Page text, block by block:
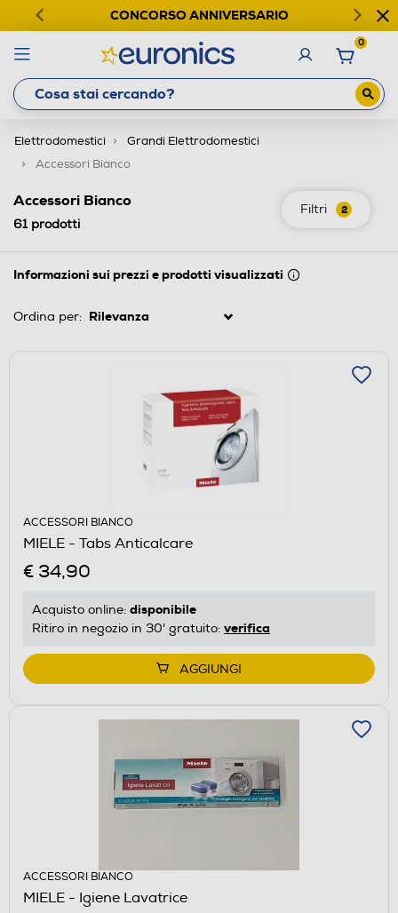
CONCORSO ANNIVERSARIO
0
Elettrodomestici
Grandi Elettrodomestici
Accessori Bianco
Filtri 2
Accessori Bianco
61prodotti
Informazioni sui prezzi e prodotti visualizzati
Ordina per:
ACCESSORI BIANCO
MIELE - Tabs Anticalcare
€ 34,90
Acquisto online: disponibile
Ritiro in negozio in 30' gratuito: verifica
AGGIUNGI
ACCESSORI BIANCO
MIELE - Igiene Lavatrice